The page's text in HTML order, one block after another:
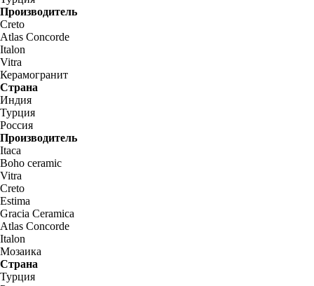
Производитель
Creto
Atlas Concorde
Italon
Vitra
Керамогранит
Страна
Индия
Турция
Россия
Производитель
Itaca
Boho ceramic
Vitra
Creto
Estima
Gracia Ceramica
Atlas Concorde
Italon
Мозаика
Страна
Турция